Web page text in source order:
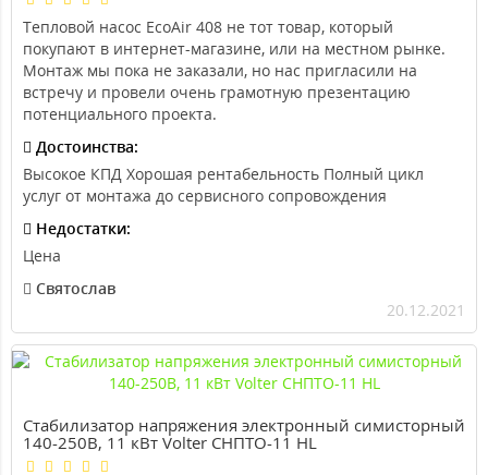
Тепловой насос EcoAir 408 не тот товар, который
покупают в интернет-магазине, или на местном рынке.
Монтаж мы пока не заказали, но нас пригласили на
встречу и провели очень грамотную презентацию
потенциального проекта.
Достоинства:
Высокое КПД Хорошая рентабельность Полный цикл
услуг от монтажа до сервисного сопровождения
Недостатки:
Цена
Святослав
20.12.2021
Стабилизатор напряжения электронный симисторный
140-250В, 11 кВт Volter СНПТО-11 HL